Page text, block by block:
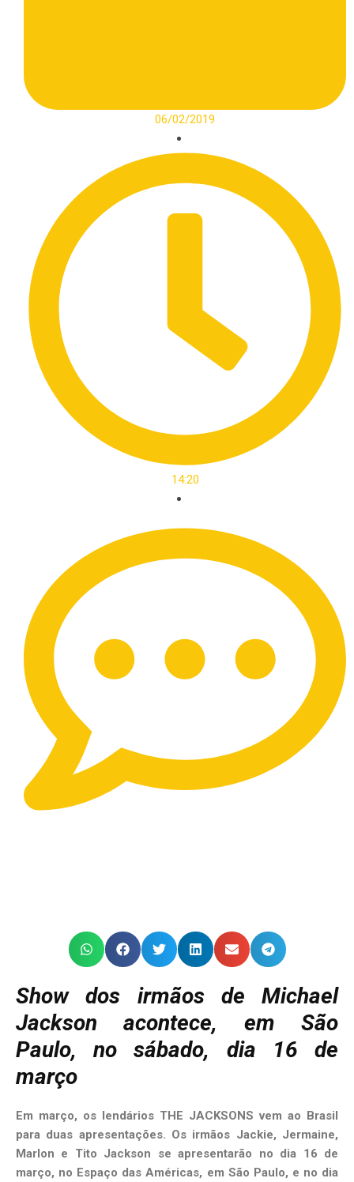
06/02/2019
14:20
Show dos irmãos de Michael
Jackson acontece, em São
Paulo, no sábado, dia 16 de
março
Em março, os lendários THE JACKSONS vem ao Brasil
para duas apresentações. Os irmãos Jackie, Jermaine,
Marlon e Tito Jackson se apresentarão no dia 16 de
março, no Espaço das Américas, em São Paulo, e no dia